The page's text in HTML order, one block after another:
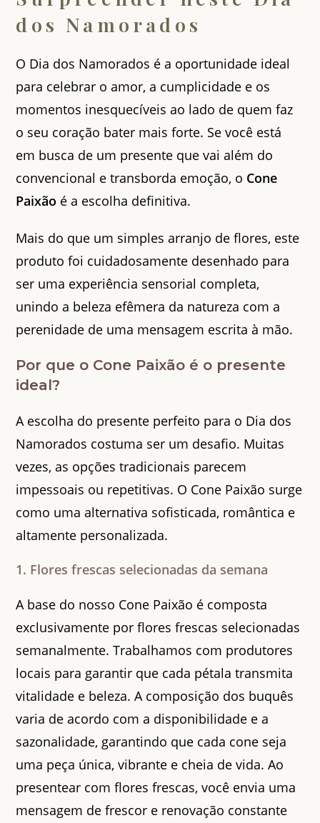
dos Namorados
O Dia dos Namorados é a oportunidade ideal
para celebrar o amor, a cumplicidade e os
momentos inesquecíveis ao lado de quem faz
o seu coração bater mais forte. Se você está
em busca de um presente que vai além do
convencional e transborda emoção, o Cone
Paixão é a escolha definitiva.
Mais do que um simples arranjo de flores, este
produto foi cuidadosamente desenhado para
ser uma experiência sensorial completa,
unindo a beleza efêmera da natureza com a
perenidade de uma mensagem escrita à mão.
Por que o Cone Paixão é o presente
ideal?
A escolha do presente perfeito para o Dia dos
Namorados costuma ser um desafio. Muitas
vezes, as opções tradicionais parecem
impessoais ou repetitivas. O Cone Paixão surge
como uma alternativa sofisticada, romântica e
altamente personalizada.
1. Flores frescas selecionadas da semana
A base do nosso Cone Paixão é composta
exclusivamente por flores frescas selecionadas
semanalmente. Trabalhamos com produtores
locais para garantir que cada pétala transmita
vitalidade e beleza. A composição dos buquês
varia de acordo com a disponibilidade e a
sazonalidade, garantindo que cada cone seja
uma peça única, vibrante e cheia de vida. Ao
presentear com flores frescas, você envia uma
mensagem de frescor e renovação constante